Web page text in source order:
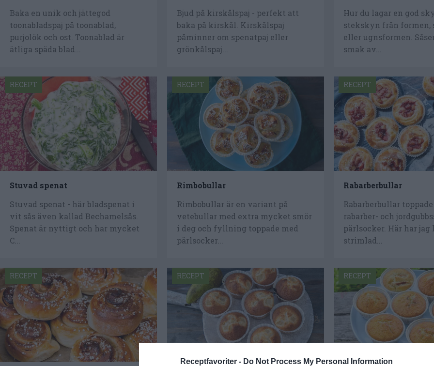
Receptfavoriter - Do Not Process My Personal Information
Baka en unik och jättegod
toonabladspaj på toonablad,
purjolök och ost. Toonablad är
ätliga späda blad...
Bjud på kirskålspaj - perfekt att
baka på kirskål. Kirskålspaj
påminner om spenatpaj eller
grönkålspaj...
Hur du lagar en god
stekskyn från formen,
eller ugnsformen.
smak av...
Stuvad spenat
Stuvad spenat - här bladspenat i
vit sås även kallad Bechamelsås.
Spenat är nyttigt och har mycket
C...
RECEPT
Rimbobullar
Rimbobullar är en variant på
vetebullar med extra mycket smör
i deg och fyllning toppade med
pärlsocker...
RECEPT
Rabarberbullar
Rabarberbullar
rabarber- och
pärlsocker. Här har
strimlad...
RECEPT
RECEPT RECEPT RECEPT